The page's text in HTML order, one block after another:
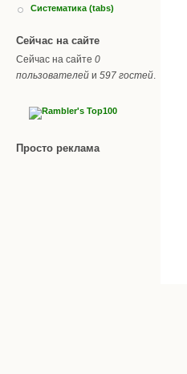
Систематика (tabs)
Сейчас на сайте
Сейчас на сайте 0
пользователей и 597 гостей.
Просто реклама